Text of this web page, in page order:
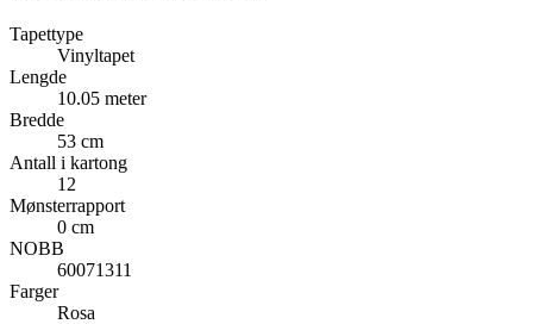
Tapettype
Vinyltapet
Lengde
10.05 meter
Bredde
53 cm
Antall i kartong
12
Mønsterrapport
0 cm
NOBB
60071311
Farger
Rosa